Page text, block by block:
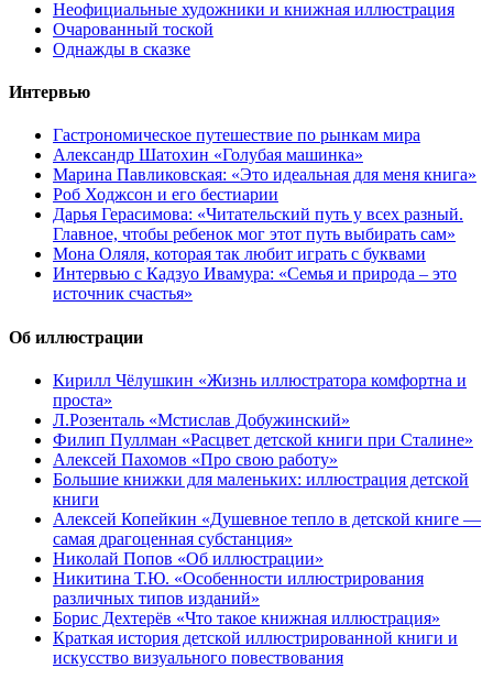
Неофициальные художники и книжная иллюстрация
Очарованный тоской
Однажды в сказке
Интервью
Гастрономическое путешествие по рынкам мира
Александр Шатохин «Голубая машинка»
Марина Павликовская: «Это идеальная для меня книга»
Роб Ходжсон и его бестиарии
Дарья Герасимова: «Читательский путь у всех разный.
Главное, чтобы ребенок мог этот путь выбирать сам»
Мона Оляля, которая так любит играть с буквами
Интервью с Кадзуо Ивамура: «Семья и природа – это
источник счастья»
Об иллюстрации
Кирилл Чёлушкин «Жизнь иллюстратора комфортна и
проста»
Л.Розенталь «Мстислав Добужинский»
Филип Пуллман «Расцвет детской книги при Сталине»
Алексей Пахомов «Про свою работу»
Большие книжки для маленьких: иллюстрация детской
книги
Алексей Копейкин «Душевное тепло в детской книге —
самая драгоценная субстанция»
Николай Попов «Об иллюстрации»
Никитина Т.Ю. «Особенности иллюстрирования
различных типов изданий»
Борис Дехтерёв «Что такое книжная иллюстрация»
Краткая история детской иллюстрированной книги и
искусство визуального повествования